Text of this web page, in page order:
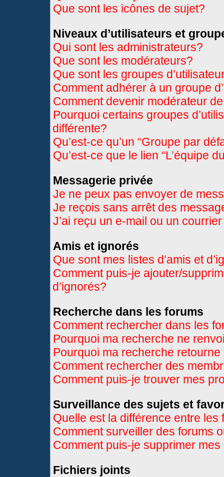
Que sont les icônes de sujet?
Niveaux d’utilisateurs et
Qui sont les administrateurs?
Que sont les modérateurs?
Que sont les groupes
Comment adhérer à un groupe
Comment devenir modérateur
Pourquoi certains groupes
différente?
Qu’est-ce qu’un “Groupe par
Qu’est-ce que le lien “L’équipe
Messagerie privée
Je ne peux pas envoyer de
Je reçois sans arrêt des
J’ai reçu un e-mail ou un
Amis et ignorés
Que sont mes listes d’amis et
Comment puis-je ajouter/
d’ignorés?
Recherche dans les forums
Comment rechercher dans les
Pourquoi ma recherche ne
Pourquoi ma recherche
Comment rechercher des
Comment puis-je trouver mes
Surveillance des sujets et
Quelle est la différence entre
Comment surveiller des forums
Comment puis-je supprimer
Fichiers joints